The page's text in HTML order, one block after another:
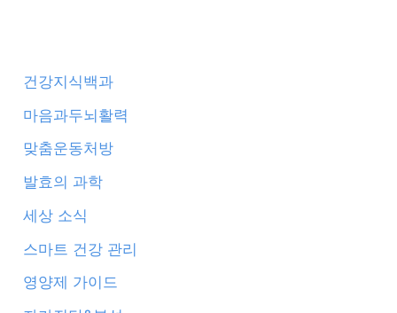
건강지식백과
마음과두뇌활력
맞춤운동처방
발효의 과학
세상 소식
스마트 건강 관리
영양제 가이드